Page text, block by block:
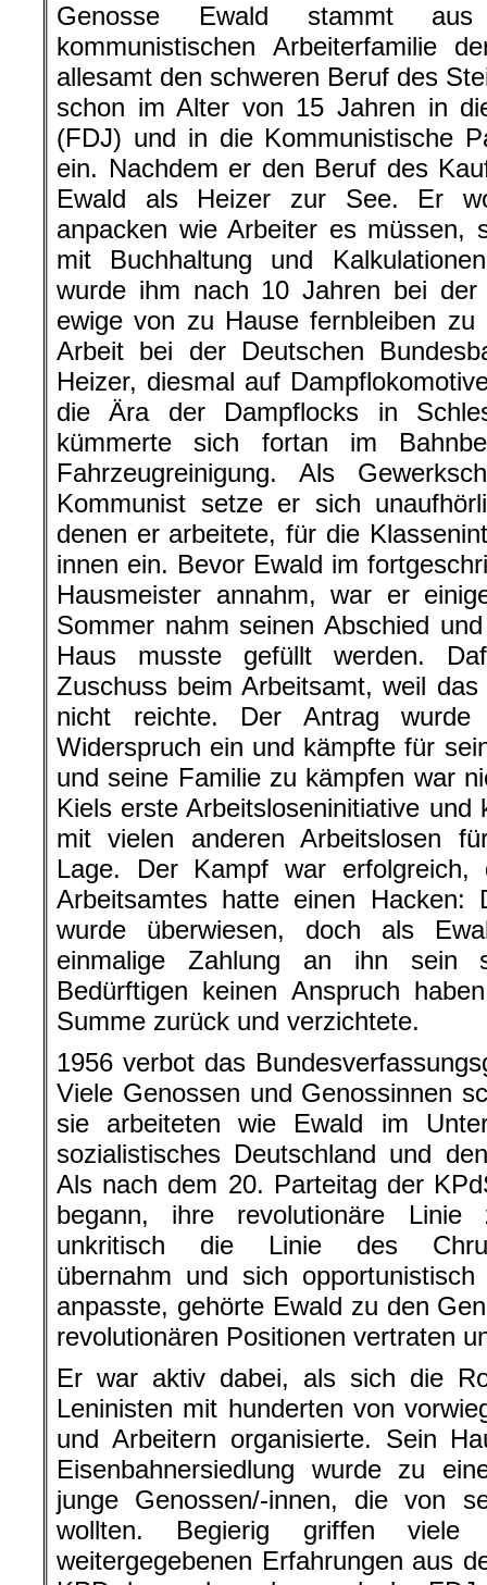
Genosse Ewald stammt aus
kommunistischen Arbeiterfamilie
allesamt den schweren Beruf des
schon im Alter von 15 Jahren in
(FDJ) und in die Kommunistische
ein. Nachdem er den Beruf des
Ewald als Heizer zur See. Er
anpacken wie Arbeiter es müssen,
mit Buchhaltung und
wurde ihm nach 10 Jahren bei der
ewige von zu Hause fernbleiben
Arbeit bei der Deutschen
Heizer, diesmal auf
die Ära der Dampflocks in
kümmerte sich fortan im
Fahrzeugreinigung. Als
Kommunist setze er sich
denen er arbeitete, für die
innen ein. Bevor Ewald im
Hausmeister annahm, war er
Sommer nahm seinen Abschied
Haus musste gefüllt werden.
Zuschuss beim Arbeitsamt, weil
nicht reichte. Der Antrag wurde
Widerspruch ein und kämpfte für
und seine Familie zu kämpfen war
Kiels erste Arbeitsloseninitiative
mit vielen anderen Arbeitslosen
Lage. Der Kampf war erfolgreich,
Arbeitsamtes hatte einen Hacken:
wurde überwiesen, doch als
einmalige Zahlung an ihn sein
Bedürftigen keinen Anspruch
Summe zurück und verzichtete.
1956 verbot das
Viele Genossen und Genossinnen
sie arbeiteten wie Ewald im
sozialistisches Deutschland und
Als nach dem 20. Parteitag der
begann, ihre revolutionäre Linie
unkritisch die Linie des
übernahm und sich
anpasste, gehörte Ewald zu den
revolutionären Positionen vertraten
Er war aktiv dabei, als sich die
Leninisten mit hunderten von
und Arbeitern organisierte. Sein
Eisenbahnersiedlung wurde zu
junge Genossen/-innen, die von
wollten. Begierig griffen
weitergegebenen Erfahrungen aus